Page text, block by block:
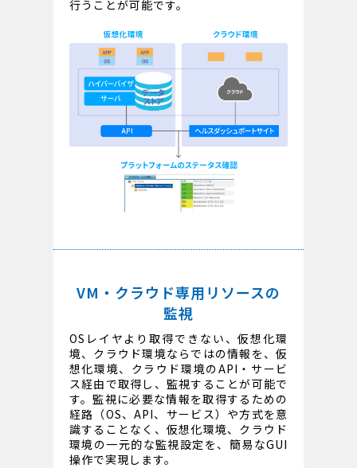
行うことが可能です。
VM・クラウド専用リソースの
監視
OSレイヤより取得できない、仮想化環
境、クラウド環境ならではの情報を、仮
想化環境、クラウド環境のAPI・サービ
ス経由で取得し、監視することが可能で
す。監視に必要な情報を取得するための
経路（OS、API、サービス）や方式を意
識することなく、仮想化環境、クラウド
環境の一元的な監視設定を、簡易なGUI
操作で実現します。